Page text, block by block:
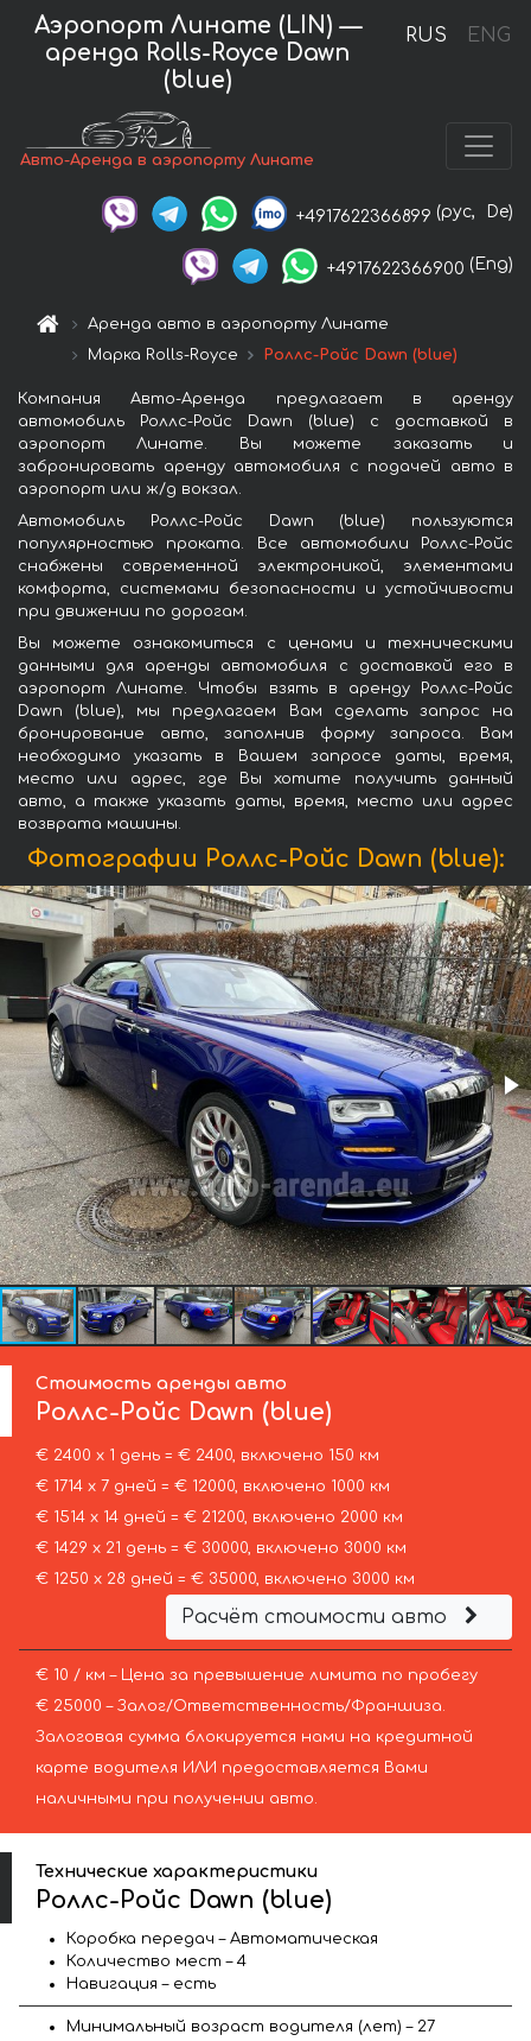
RUS ENG
Аэропорт Линате (LIN) —
аренда Rolls-Royce Dawn
(blue)
Авто-Аренда в аэропорту Линате
+4917622366899 (рус, De)
+4917622366900 (Eng)
Аренда авто в аэропорту Линате
Марка Rolls-Royce
Роллс-Ройс Dawn (blue)
Компания Авто-Аренда предлагает в аренду
автомобиль Роллс-Ройс Dawn (blue) с доставкой в
аэропорт Линате. Вы можете заказать и
забронировать аренду автомобиля с подачей авто в
аэропорт или ж/д вокзал.
Автомобиль Роллс-Ройс Dawn (blue) пользуются
популярностью проката. Все автомобили Роллс-Ройс
снабжены современной электроникой, элементами
комфорта, системами безопасности и устойчивости
при движении по дорогам.
Вы можете ознакомиться с ценами и техническими
данными для аренды автомобиля с доставкой его в
аэропорт Линате. Чтобы взять в аренду Роллс-Ройс
Dawn (blue), мы предлагаем Вам сделать запрос на
бронирование авто, заполнив форму запроса. Вам
необходимо указать в Вашем запросе даты, время,
место или адрес, где Вы хотите получить данный
авто, а также указать даты, время, место или адрес
возврата машины.
Фотографии Роллс-Ройс Dawn (blue):
Стоимость аренды авто
Роллс-Ройс Dawn (blue)
€ 2400 х 1 день = € 2400, включено 150 км
€ 1714 х 7 дней = € 12000, включено 1000 км
€ 1514 х 14 дней = € 21200, включено 2000 км
€ 1429 х 21 день = € 30000, включено 3000 км
€ 1250 х 28 дней = € 35000, включено 3000 км
Расчёт стоимости авто
€ 10 / км – Цена за превышение лимита по пробегу
€ 25000 – Залог/Ответственность/Франшиза.
Залоговая сумма блокируется нами на кредитной
карте водителя ИЛИ предоставляется Вами
наличными при получении авто.
Технические характеристики
Роллс-Ройс Dawn (blue)
Коробка передач – Автоматическая
Количество мест – 4
Навигация – есть
Минимальный возраст водителя (лет) – 27